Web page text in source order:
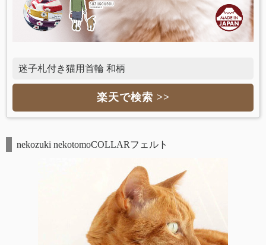
迷子札付き猫用首輪 和柄
楽天で検索 >>
nekozuki nekotomoCOLLARフェルト